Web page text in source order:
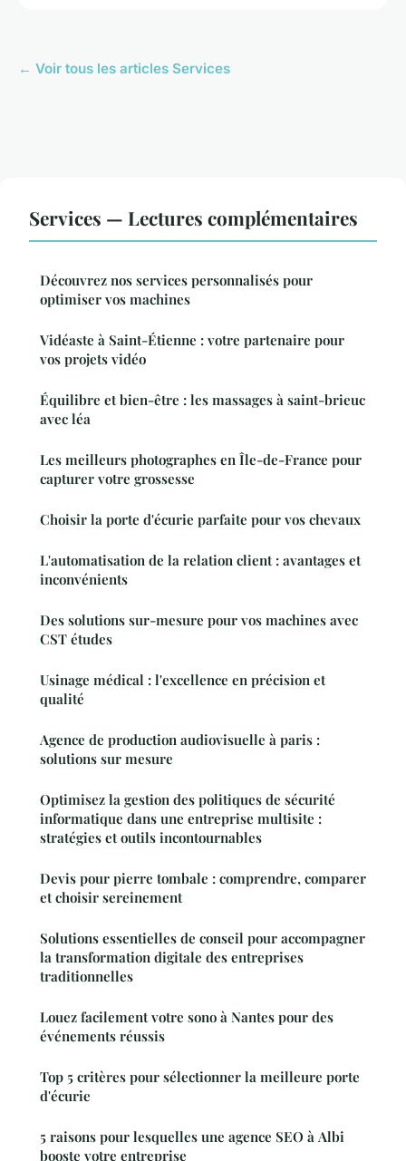
← Voir tous les articles Services
Services — Lectures complémentaires
Découvrez nos services personnalisés pour
optimiser vos machines
Vidéaste à Saint-Étienne : votre partenaire pour
vos projets vidéo
Équilibre et bien-être : les massages à saint-brieuc
avec léa
Les meilleurs photographes en Île-de-France pour
capturer votre grossesse
Choisir la porte d'écurie parfaite pour vos chevaux
L'automatisation de la relation client : avantages et
inconvénients
Des solutions sur-mesure pour vos machines avec
CST études
Usinage médical : l'excellence en précision et
qualité
Agence de production audiovisuelle à paris :
solutions sur mesure
Optimisez la gestion des politiques de sécurité
informatique dans une entreprise multisite :
stratégies et outils incontournables
Devis pour pierre tombale : comprendre, comparer
et choisir sereinement
Solutions essentielles de conseil pour accompagner
la transformation digitale des entreprises
traditionnelles
Louez facilement votre sono à Nantes pour des
événements réussis
Top 5 critères pour sélectionner la meilleure porte
d'écurie
5 raisons pour lesquelles une agence SEO à Albi
booste votre entreprise